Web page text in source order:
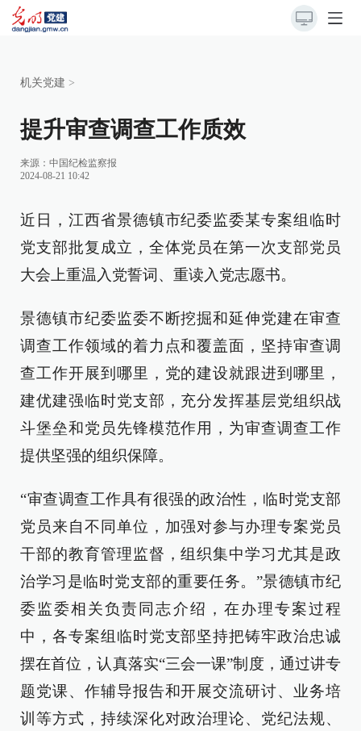
机关党建 >
提升审查调查工作质效
来源： 中国纪检监察报
2024-08-21 10:42
近日，江西省景德镇市纪委监委某专案组临时
党支部批复成立，全体党员在第一次支部党员
大会上重温入党誓词、重读入党志愿书。
景德镇市纪委监委不断挖掘和延伸党建在审查
调查工作领域的着力点和覆盖面，坚持审查调
查工作开展到哪里，党的建设就跟进到哪里，
建优建强临时党支部，充分发挥基层党组织战
斗堡垒和党员先锋模范作用，为审查调查工作
提供坚强的组织保障。
“审查调查工作具有很强的政治性，临时党支部
党员来自不同单位，加强对参与办理专案党员
干部的教育管理监督，组织集中学习尤其是政
治学习是临时党支部的重要任务。”景德镇市纪
委监委相关负责同志介绍，在办理专案过程
中，各专案组临时党支部坚持把铸牢政治忠诚
摆在首位，认真落实“三会一课”制度，通过讲专
题党课、作辅导报告和开展交流研讨、业务培
训等方式，持续深化对政治理论、党纪法规、